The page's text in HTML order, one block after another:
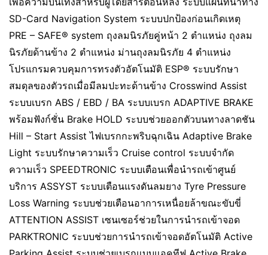
SD-Card Navigation System ระบบปกป้องก่อนเกิดเหตุ
PRE – SAFE® system ถุงลมนิรภัยคู่หน้า 2 ตำแหน่ง ถุงลม
นิรภัยด้านข้าง 2 ตำแหน่ง ม่านถุงลมนิรภัย 4 ตำแหน่ง
โปรแกรมควบคุมการทรงตัวอัตโนมัติ ESP® ระบบรักษา
สมดุลของตัวรถเมื่อมีลมปะทะด้านข้าง Crosswind Assist
ระบบเบรก ABS / EBD / BA ระบบเบรก ADAPTIVE BRAKE
พร้อมฟังก์ชั่น Brake HOLD ระบบช่วยออกตัวบนทางลาดชัน
Hill – Start Assist ไฟเบรกกะพริบฉุกเฉิน Adaptive Brake
Light ระบบรักษาความเร็ว Cruise control ระบบจำกัด
ความเร็ว SPEEDTRONIC ระบบเตือนเพื่อนำรถเข้าศูนย์
บริการ ASSYST ระบบเตือนแรงดันลมยาง Tyre Pressure
Loss Warning ระบบช่วยเตือนอาการเหนื่อยล้าขณะขับขี่
ATTENTION ASSIST เซนเซอร์ช่วยในการนำรถเข้าจอด
PARKTRONIC ระบบช่วยการนำรถเข้าจอดอัตโนมัติ Active